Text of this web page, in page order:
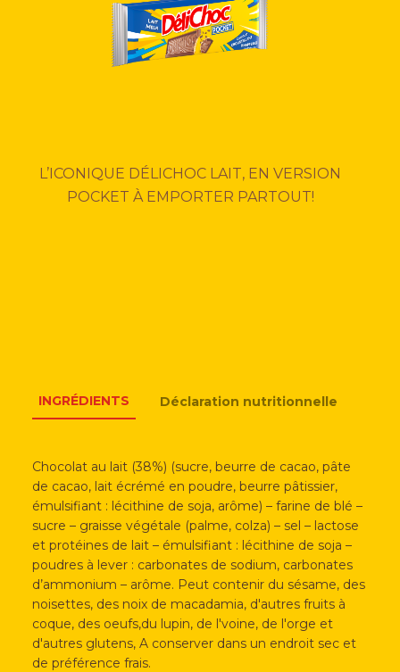
ACTUALITÉS
CONTACTEZ-NOUS
L’ICONIQUE DÉLICHOC LAIT, EN VERSION
POCKET À EMPORTER PARTOUT!
INGRÉDIENTS Déclaration nutritionnelle
Chocolat au lait (38%) (sucre, beurre de cacao, pâte
de cacao, lait écrémé en poudre, beurre pâtissier,
émulsifiant : lécithine de soja, arôme) – farine de blé –
sucre – graisse végétale (palme, colza) – sel – lactose
et protéines de lait – émulsifiant : lécithine de soja –
poudres à lever : carbonates de sodium, carbonates
d’ammonium – arôme. Peut contenir du sésame, des
noisettes, des noix de macadamia, d'autres fruits à
coque, des oeufs,du lupin, de l'voine, de l'orge et
d'autres glutens, A conserver dans un endroit sec et
de préférence frais.